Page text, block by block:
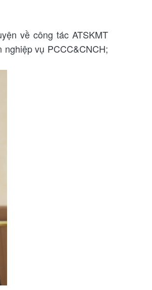
về công tác ATSKMT
vụ PCCC&CNCH;